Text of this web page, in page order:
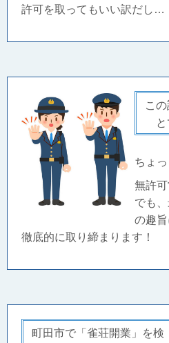
許可を取ってもいい訳だし…
こ
ちょっ
無許
でも
の趣
徹底的に取り締まります！
町田市で「雀荘開業」を検